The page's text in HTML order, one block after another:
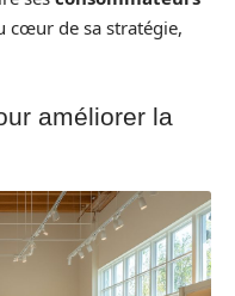
cœur de sa stratégie,
améliorer la